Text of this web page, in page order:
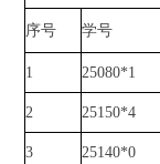
序号 学号
1 25080*1
2 25150*4
3 25140*0